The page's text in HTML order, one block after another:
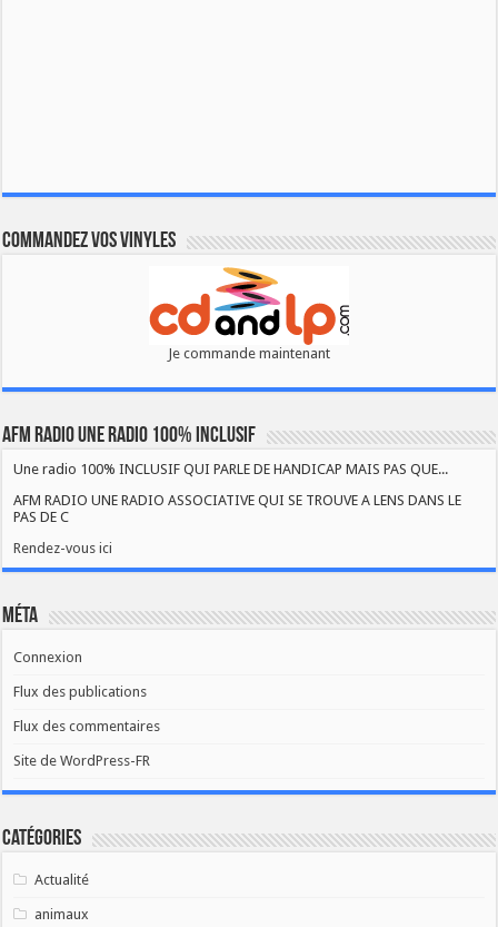
Commandez vos vinyles
Je commande maintenant
AFM RADIO UNE RADIO 100% INCLUSIF
Une radio 100% INCLUSIF QUI PARLE DE HANDICAP MAIS PAS QUE...
AFM RADIO UNE RADIO ASSOCIATIVE QUI SE TROUVE A LENS DANS LE
PAS DE C
Rendez-vous ici
Méta
Connexion
Flux des publications
Flux des commentaires
Site de WordPress-FR
Catégories
Actualité
animaux